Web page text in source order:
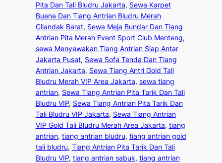
Pita Dan Tali Bludru Jakarta, Sewa Karpet
Buana Dan Tiang Antrian Bludru Merah
Cilandak Barat, Sewa Meja Bundar Dan Tiang
Antrian Pita Merah Event Sport Club Menteng
sewa Menyewakan Tiang Antrian Siap Antar
Jakarta Pusat, Sewa Sofa Tenda Dan Tiang
Antrian Jakarta, Sewa Tiang Antri Gold Tali
Bludru Merah VIP Area Jakarta, sewa tiang
antrian, Sewa Tiang Antrian Pita Tarik Dan Tali
Bludru VIP, Sewa Tiang Antrian Pita Tarik Dan
Tali Bludru VIP Jakarta, Sewa Tiang Antrian
VIP Gold Tali Bludru Merah Area Jakarta, tiang
antrian, tiang antrian bludru, tiang antrian gold
tali bludru, Tiang Antrian Pita Tarik Dan Tali
Bludru VIP, tiang antrian sabuk, tiang antrian